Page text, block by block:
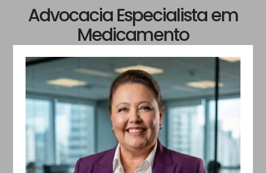
Advocacia Especialista em
Medicamento